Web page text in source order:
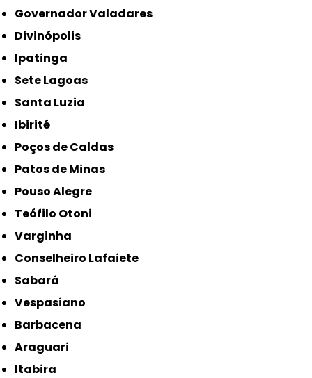
Governador Valadares
Divinópolis
Ipatinga
Sete Lagoas
Santa Luzia
Ibirité
Poços de Caldas
Patos de Minas
Pouso Alegre
Teófilo Otoni
Varginha
Conselheiro Lafaiete
Sabará
Vespasiano
Barbacena
Araguari
Itabira